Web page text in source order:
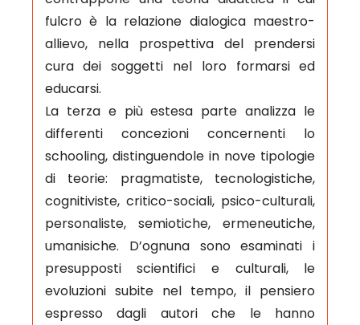
fulcro è la relazione dialogica maestro-
allievo, nella prospettiva del prendersi
cura dei soggetti nel loro formarsi ed
educarsi.
La terza e più estesa parte analizza le
differenti concezioni concernenti lo
schooling, distinguendole in nove tipologie
di teorie: pragmatiste, tecnologistiche,
cognitiviste, critico-sociali, psico-culturali,
personaliste, semiotiche, ermeneutiche,
umanisiche. D’ognuna sono esaminati i
presupposti scientifici e culturali, le
evoluzioni subite nel tempo, il pensiero
espresso dagli autori che le hanno